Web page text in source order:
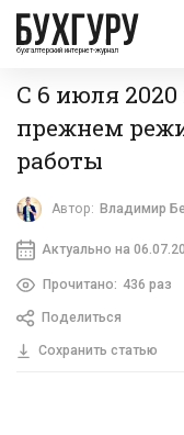
бухгалтерский интернет-журнал
С 6 июля
прежнем
работы
Автор: Владимир
Актуально на
Прочитано: 436 раз
Поделиться
Сохранить статью